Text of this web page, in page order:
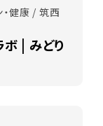
・健康 / 筑西
| みどり